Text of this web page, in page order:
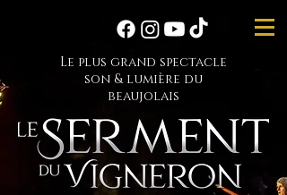
Le plus grand spectacle
son & lumière du
beaujolais